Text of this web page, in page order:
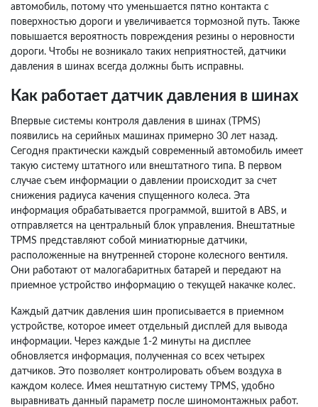
автомобиль, потому что уменьшается пятно контакта с
поверхностью дороги и увеличивается тормозной путь. Также
повышается вероятность повреждения резины о неровности
дороги. Чтобы не возникало таких неприятностей, датчики
давления в шинах всегда должны быть исправны.
Как работает датчик давления в шинах
Впервые системы контроля давления в шинах (TPMS)
появились на серийных машинах примерно 30 лет назад.
Сегодня практически каждый современный автомобиль имеет
такую систему штатного или внештатного типа. В первом
случае съем информации о давлении происходит за счет
снижения радиуса качения спущенного колеса. Эта
информация обрабатывается программой, вшитой в ABS, и
отправляется на центральный блок управления. Внештатные
TPMS представляют собой миниатюрные датчики,
расположенные на внутренней стороне колесного вентиля.
Они работают от малогабаритных батарей и передают на
приемное устройство информацию о текущей накачке колес.
Каждый датчик давления шин прописывается в приемном
устройстве, которое имеет отдельный дисплей для вывода
информации. Через каждые 1-2 минуты на дисплее
обновляется информация, полученная со всех четырех
датчиков. Это позволяет контролировать объем воздуха в
каждом колесе. Имея нештатную систему TPMS, удобно
выравнивать данный параметр после шиномонтажных работ.